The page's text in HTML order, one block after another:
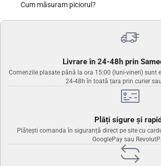
Cum măsuram piciorul?
Livrare în 24-48h prin
Comenzile plasate până la ora 15:00 (luni-vineri) sunt
24-48h în toată țara prin curier
Plăți sigure și
Plătești comanda în siguranță direct pe site cu
GooglePay sau